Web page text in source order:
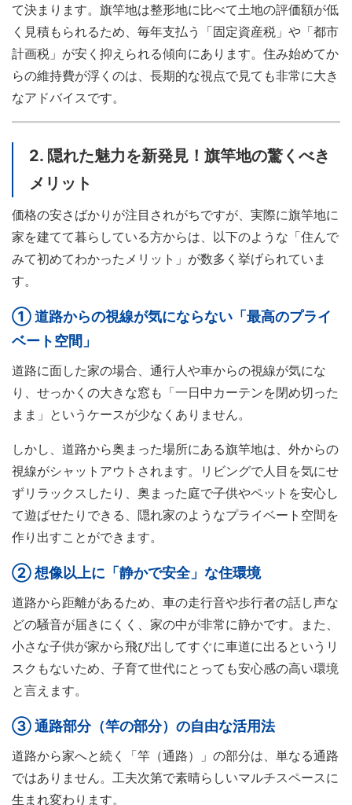
て決まります。旗竿地は整形地に比べて土地の評価額が低
く見積もられるため、毎年支払う「固定資産税」や「都市
計画税」が安く抑えられる傾向にあります。住み始めてか
らの維持費が浮くのは、長期的な視点で見ても非常に大き
なアドバイスです。
2. 隠れた魅力を新発見！旗竿地の驚くべき
メリット
価格の安さばかりが注目されがちですが、実際に旗竿地に
家を建てて暮らしている方からは、以下のような「住んで
みて初めてわかったメリット」が数多く挙げられていま
す。
① 道路からの視線が気にならない「最高のプライ
ベート空間」
道路に面した家の場合、通行人や車からの視線が気にな
り、せっかくの大きな窓も「一日中カーテンを閉め切った
まま」というケースが少なくありません。
しかし、道路から奥まった場所にある旗竿地は、外からの
視線がシャットアウトされます。リビングで人目を気にせ
ずリラックスしたり、奥まった庭で子供やペットを安心し
て遊ばせたりできる、隠れ家のようなプライベート空間を
作り出すことができます。
② 想像以上に「静かで安全」な住環境
道路から距離があるため、車の走行音や歩行者の話し声な
どの騒音が届きにくく、家の中が非常に静かです。また、
小さな子供が家から飛び出してすぐに車道に出るというリ
スクもないため、子育て世代にとっても安心感の高い環境
と言えます。
③ 通路部分（竿の部分）の自由な活用法
道路から家へと続く「竿（通路）」の部分は、単なる通路
ではありません。工夫次第で素晴らしいマルチスペースに
生まれ変わります。